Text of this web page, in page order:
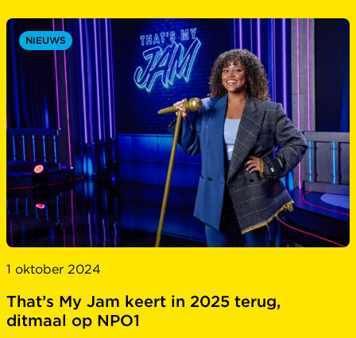
NIEUWS
1 oktober 2024
That’s My Jam keert in 2025 terug,
ditmaal op NPO1